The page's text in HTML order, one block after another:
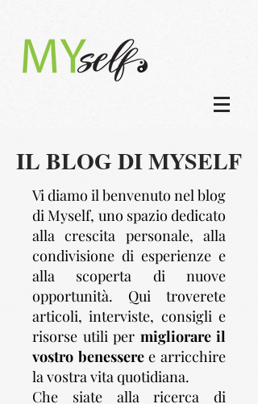
IL BLOG DI MYSELF
Vi diamo il benvenuto nel blog
di Myself, uno spazio dedicato
alla crescita personale, alla
condivisione di esperienze e
alla scoperta di nuove
opportunità. Qui troverete
articoli, interviste, consigli e
risorse utili per migliorare il
vostro benesseree arricchire
la vostra vita quotidiana.
Che siate alla ricerca di